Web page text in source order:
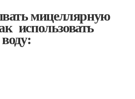
мицеллярную
использовать